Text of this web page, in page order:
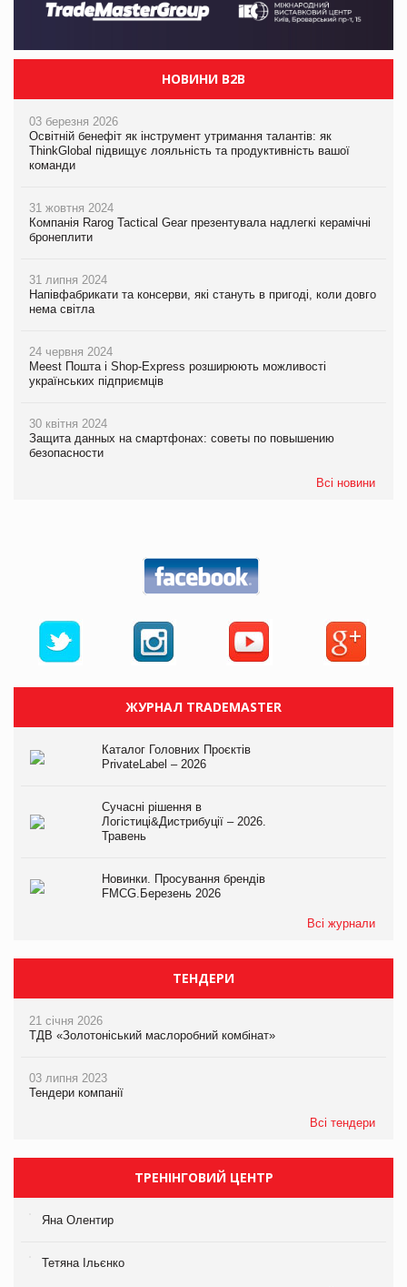
НОВИНИ B2B
03 березня 2026
Освітній бенефіт як інструмент утримання талантів: як
ThinkGlobal підвищує лояльність та продуктивність вашої
команди
31 жовтня 2024
Компанія Rarog Tactical Gear презентувала надлегкі керамічні
бронеплити
31 липня 2024
Напівфабрикати та консерви, які стануть в пригоді, коли довго
нема світла
24 червня 2024
Meest Пошта і Shop-Express розширюють можливості
українських підприємців
30 квітня 2024
Защита данных на смартфонах: советы по повышению
безопасности
Всі новини
ЖУРНАЛ TRADEMASTER
Каталог Головних Проєктів
PrivateLabel – 2026
Сучасні рішення в
Логістиці&Дистрибуції – 2026.
Травень
Новинки. Просування брендів
FMCG.Березень 2026
Всі журнали
ТЕНДЕРИ
21 січня 2026
ТДВ «Золотоніський маслоробний комбінат»
03 липня 2023
Тендери компанії
Всі тендери
ТРЕНІНГОВИЙ ЦЕНТР
Яна Олентир
Тетяна Ільєнко